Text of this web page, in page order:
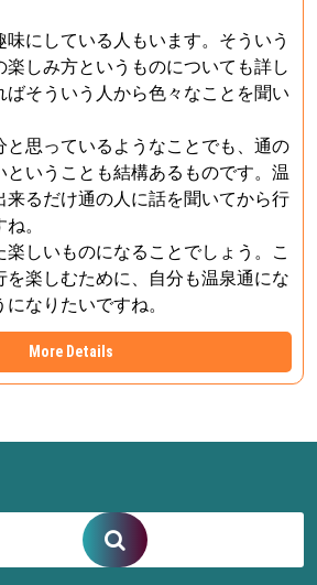
にしている人もいます。そういう
楽しみ方というものについても詳し
ばそういう人から色々なことを聞い
と思っているようなことでも、通の
ということも結構あるものです。温
来るだけ通の人に話を聞いてから行
。
しいものになることでしょう。こ
を楽しむために、自分も温泉通にな
なりたいですね。
More Details